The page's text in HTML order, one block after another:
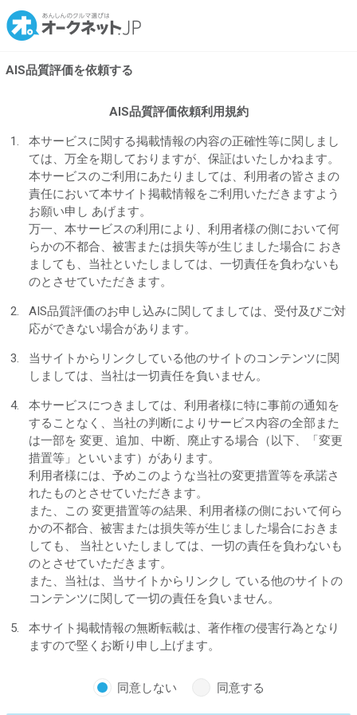
AIS品質評価を依頼する
AIS品質評価依頼利用規約
本サービスに関する掲載情報の内容の正確性等に関しまし
ては、万全を期しておりますが、保証はいたしかねます。
本サービスのご利用にあたりましては、利用者の皆さまの
責任において本サイト掲載情報をご利用いただきますよう
お願い申し あげます。
万一、本サービスの利用により、利用者様の側において何
らかの不都合、被害または損失等が生じました場合に おき
ましても、当社といたしましては、一切責任を負わないも
のとさせていただきます。
AIS品質評価のお申し込みに関してましては、受付及びご対
応ができない場合があります。
当サイトからリンクしている他のサイトのコンテンツに関
しましては、当社は一切責任を負いません。
本サービスにつきましては、利用者様に特に事前の通知を
することなく、当社の判断によりサービス内容の全部また
は一部を 変更、追加、中断、廃止する場合（以下、「変更
措置等」といいます）があります。
利用者様には、予めこのような当社の変更措置等を承諾さ
れたものとさせていただきます。
また、この 変更措置等の結果、利用者様の側において何ら
かの不都合、被害または損失等が生じました場合におきま
しても、 当社といたしましては、一切の責任を負わないも
のとさせていただきます。
また、当社は、当サイトからリンクし ている他のサイトの
コンテンツに関して一切の責任を負いません。
本サイト掲載情報の無断転載は、著作権の侵害行為となり
ますので堅くお断り申し上げます。
同意しない 同意する